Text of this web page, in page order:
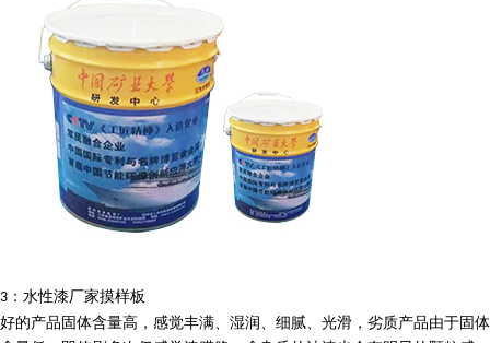
3 ：水性漆厂家摸样板
好的产品固体含量高，感觉丰满、湿润、细腻、光滑，劣质产品由于固体